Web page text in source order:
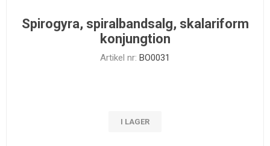
Spirogyra, spiralbandsalg, skalariform
konjungtion
Artikel nr: BO0031
I LAGER